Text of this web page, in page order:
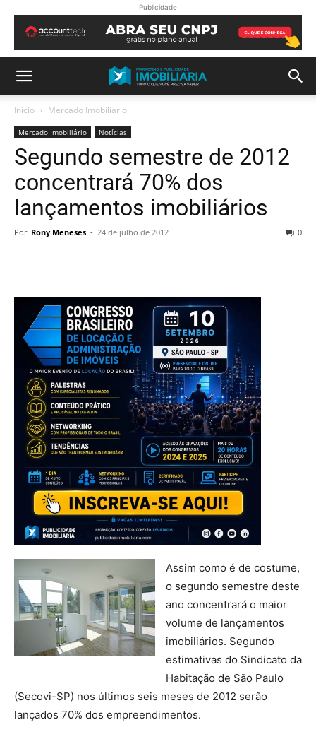
Publicidade
Início Mercado Imobiliário
Mercado Imobiliário Notícias
Segundo semestre de 2012
concentrará 70% dos
lançamentos imobiliários
Por Rony Meneses - 24 de julho de 2012 0
Assim como é de costume,
o segundo semestre deste
ano concentrará o maior
volume de lançamentos
imobiliários. Segundo
estimativas do Sindicato da
Habitação de São Paulo
(Secovi-SP) nos últimos seis meses de 2012 serão
lançados 70% dos empreendimentos.